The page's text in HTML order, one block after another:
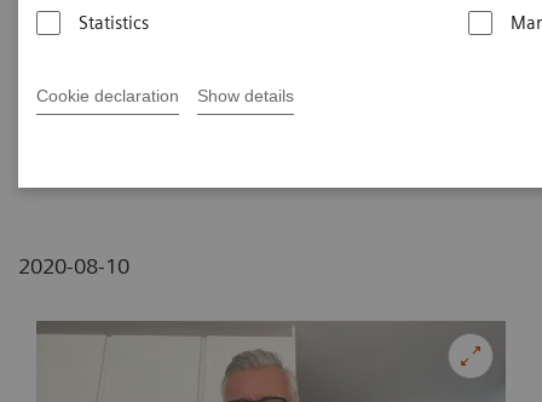
Statistics
Cookie declaration Show details
gezondheidszorg volstaat niet
Door Carl Laurent, CEO Siemens Healthineers
2020-08-10